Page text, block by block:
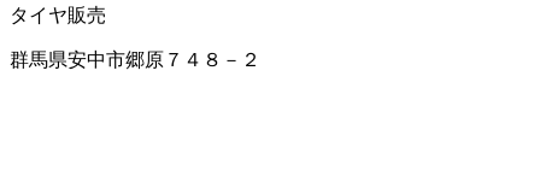
タイヤ販売
群馬県安中市郷原７４８－２